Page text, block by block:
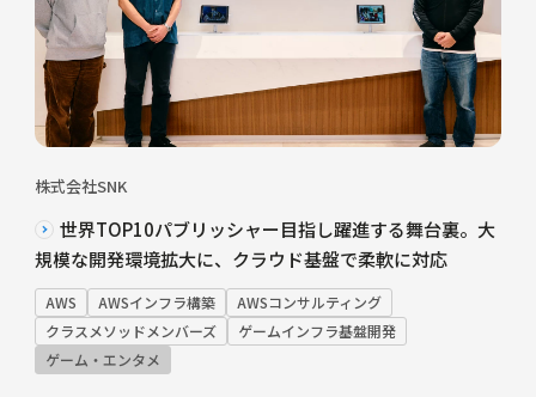
株式会社SNK
世界TOP10パブリッシャー目指し躍進する舞台裏。大
規模な開発環境拡大に、クラウド基盤で柔軟に対応
AWS AWSインフラ構築
AWSコンサルティング
クラスメソッドメンバーズ
ゲームインフラ基盤開発
ゲーム・エンタメ